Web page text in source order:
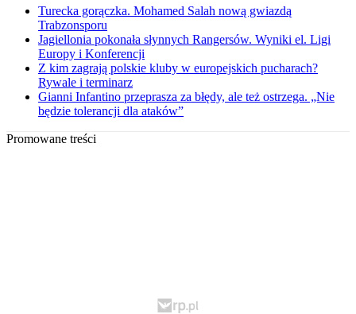
Turecka gorączka. Mohamed Salah nową gwiazdą
Trabzonsporu
Jagiellonia pokonała słynnych Rangersów. Wyniki el. Ligi
Europy i Konferencji
Z kim zagrają polskie kluby w europejskich pucharach?
Rywale i terminarz
Gianni Infantino przeprasza za błędy, ale też ostrzega. „Nie
będzie tolerancji dla ataków”
Promowane treści